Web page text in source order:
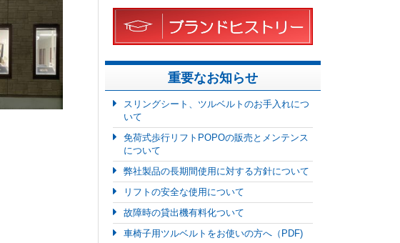
重要なお知らせ
スリングシート、ツルベルトのお手入れにつ
いて
免荷式歩行リフトPOPOの販売とメンテンス
について
弊社製品の長期間使用に対する方針について
リフトの安全な使用について
故障時の貸出機有料化ついて
車椅子用ツルベルトをお使いの方へ（PDF)